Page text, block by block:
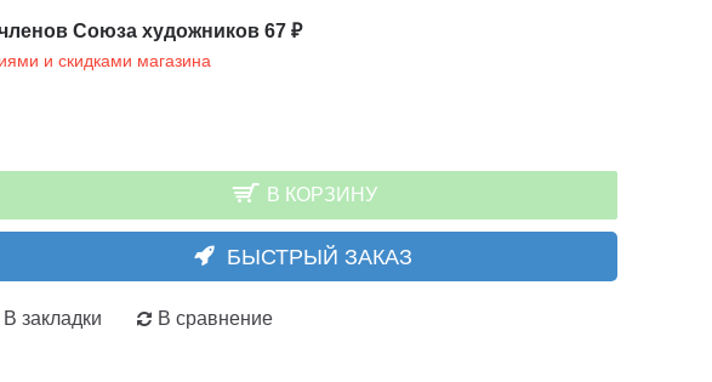
Союза художников 67 ₽
и скидками магазина
В КОРЗИНУ
БЫСТРЫЙ ЗАКАЗ
В закладки В сравнение